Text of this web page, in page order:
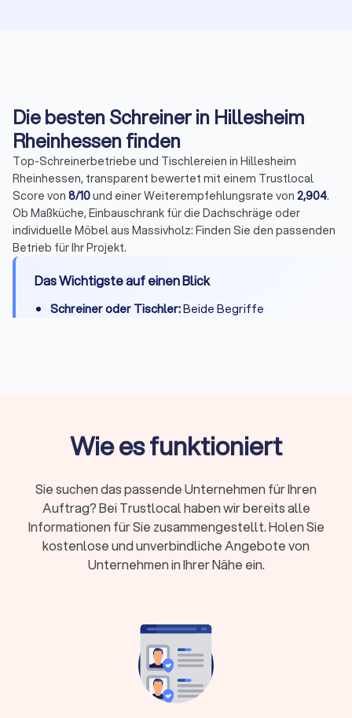
Die besten Schreiner in Hillesheim
Rheinhessen finden
Top-Schreinerbetriebe und Tischlereien in Hillesheim
Rheinhessen, transparent bewertet mit einem Trustlocal
Score von 8/10und einer Weiterempfehlungsrate von 2,904.
Ob Maßküche, Einbauschrank für die Dachschräge oder
individuelle Möbel aus Massivholz: Finden Sie den passenden
Betrieb für Ihr Projekt.
Das Wichtigste auf einen Blick
Schreiner oder Tischler:Beide Begriffe
Kosten:Einbauschränke ab ca. 800 € pro lfd.
Meter, Schreinerküchen typischerweise zwischen
Stundensatz:Durchschnittlich 45 €/Std., je nach
Leistung und Region zwischen 45 € und 60 €
Qualifikation:Auf Meisterbrief oder
Innungsmitgliedschaft achten – Trustlocal listet
Schreiner oder Tischler: Was ist der
Die Berufsbezeichnung ist eine Frage der Region, nicht des
Handwerks: In Süddeutschland und Österreich sagt man
Wie es funktioniert
Sie suchen das passende Unternehmen für Ihren
Auftrag? Bei Trustlocal haben wir bereits alle
Informationen für Sie zusammengestellt. Holen Sie
kostenlose und unverbindliche Angebote von
Unternehmen in Ihrer Nähe ein.